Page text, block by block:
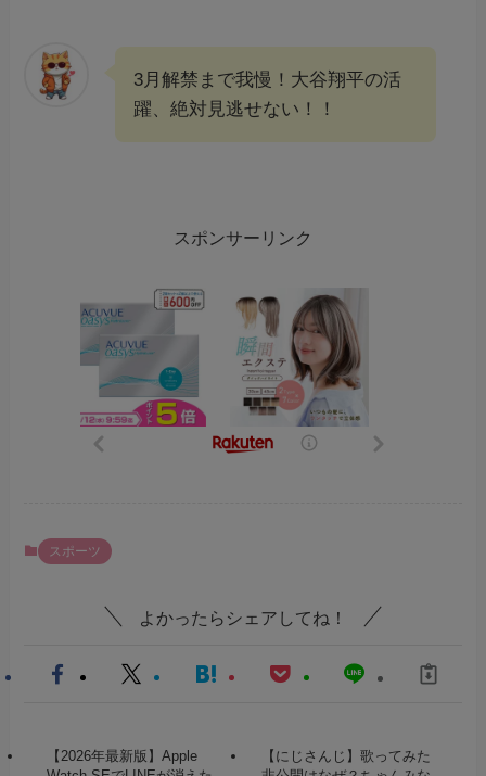
3月解禁まで我慢！大谷翔平の活
躍、絶対見逃せない！！
スポンサーリンク
スポーツ
よかったらシェアしてね！
【2026年最新版】Apple
【にじさんじ】歌ってみた